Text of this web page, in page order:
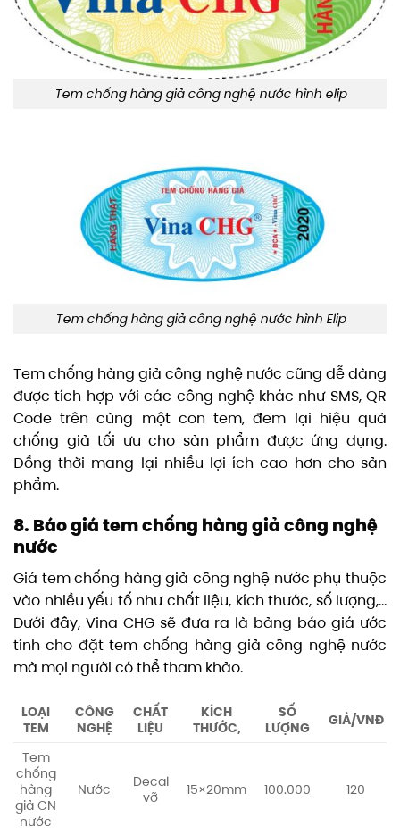
Tem chống hàng giả công nghệ nước hình elip
Tem chống hàng giả công nghệ nước hình Elip
Tem chống hàng giả công nghệ nước cũng dễ dàng
được tích hợp với các công nghệ khác như SMS, QR
Code trên cùng một con tem, đem lại hiệu quả
chống giả tối ưu cho sản phẩm được ứng dụng.
Đồng thời mang lại nhiều lợi ích cao hơn cho sản
phẩm.
8. Báo giá tem chống hàng giả công nghệ
nước
Giá tem chống hàng giả công nghệ nước phụ thuộc
vào nhiều yếu tố như chất liệu, kích thước, số lượng,…
Dưới đây, Vina CHG sẽ đưa ra là bảng báo giá ước
tính cho đặt tem chống hàng giả công nghệ nước
mà mọi người có thể tham khảo.
LOẠI
TEM
CÔNG
NGHỆ
CHẤT
LIỆU
KÍCH
THƯỚC,
SỐ
LƯỢNG
GIÁ/VNĐ
Tem
chống
hàng
giả CN
nước
Nước
Decal
vỡ
15×20mm 100.000 120